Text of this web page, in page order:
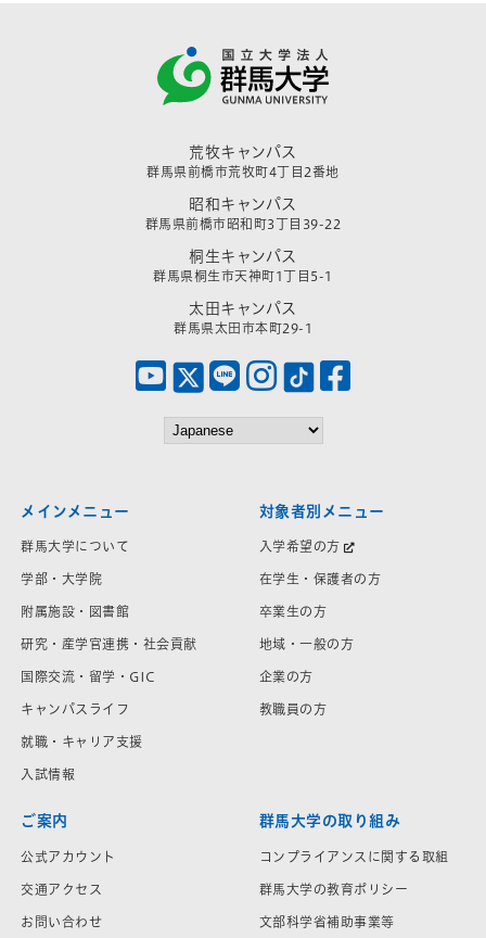
荒牧キャンパス
群馬県前橋市荒牧町4丁目2番地
昭和キャンパス
群馬県前橋市昭和町3丁目39-22
桐生キャンパス
群馬県桐生市天神町1丁目5-1
太田キャンパス
群馬県太田市本町29-1
メインメニュー
群馬大学について
学部・大学院
附属施設・図書館
研究・産学官連携・社会貢献
国際交流・留学・GIC
キャンパスライフ
就職・キャリア支援
入試情報
対象者別メニュー
入学希望の方
在学生・保護者の方
卒業生の方
地域・一般の方
企業の方
教職員の方
ご案内
公式アカウント
交通アクセス
お問い合わせ
群馬大学の取り組み
コンプライアンスに関する取組
群馬大学の教育ポリシー
文部科学省補助事業等